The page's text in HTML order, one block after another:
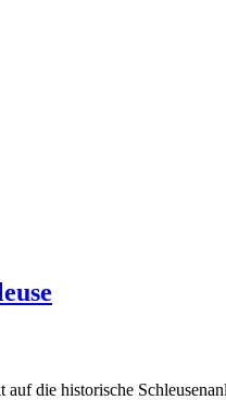
die historische